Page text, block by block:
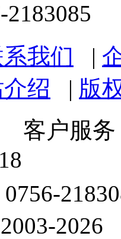
我们 |
绍 | 版
客户服务